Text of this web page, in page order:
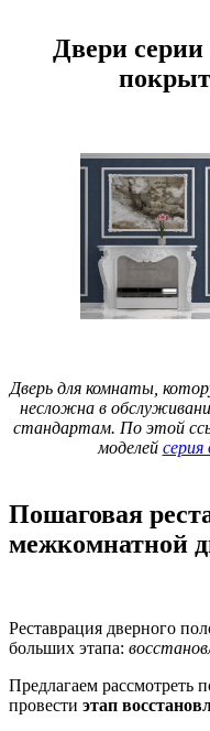
Двери серии
Дверь для комнаты,
несложна в
стандартам. По этой
моделей серия
Пошаговая
межкомнатной
Реставрация дверного
больших этапа:
Предлагаем рассмотреть
провести этап